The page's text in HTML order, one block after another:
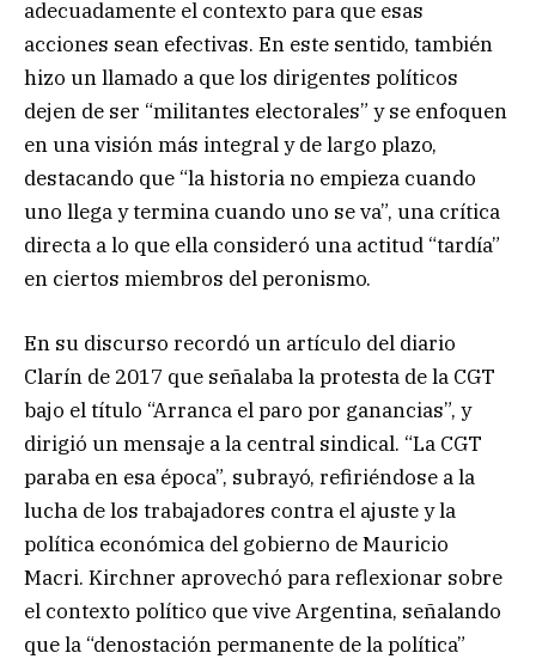
adecuadamente el contexto para que esas
acciones sean efectivas. En este sentido, también
hizo un llamado a que los dirigentes políticos
dejen de ser “militantes electorales” y se enfoquen
en una visión más integral y de largo plazo,
destacando que “la historia no empieza cuando
uno llega y termina cuando uno se va”, una crítica
directa a lo que ella consideró una actitud “tardía”
en ciertos miembros del peronismo.
En su discurso recordó un artículo del diario
Clarín de 2017 que señalaba la protesta de la CGT
bajo el título “Arranca el paro por ganancias”, y
dirigió un mensaje a la central sindical. “La CGT
paraba en esa época”, subrayó, refiriéndose a la
lucha de los trabajadores contra el ajuste y la
política económica del gobierno de Mauricio
Macri. Kirchner aprovechó para reflexionar sobre
el contexto político que vive Argentina, señalando
que la “denostación permanente de la política”